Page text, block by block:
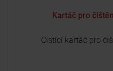
Kartáč pro
Čistící kartáč pro